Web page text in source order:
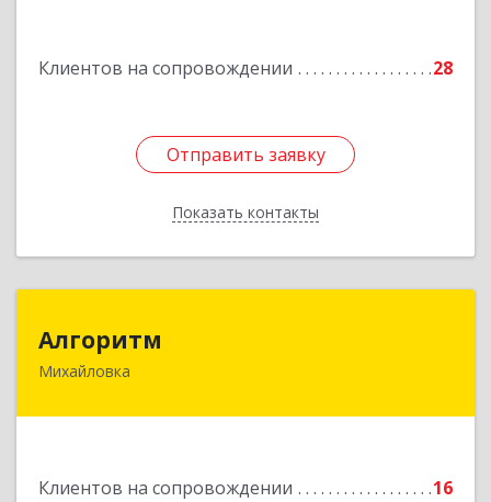
Клиентов на сопровождении 28
Отправить заявку
Показать контакты
Отправить заявку
Назад
Алгоритм
Михайловка
Клиентов на сопровождении 16